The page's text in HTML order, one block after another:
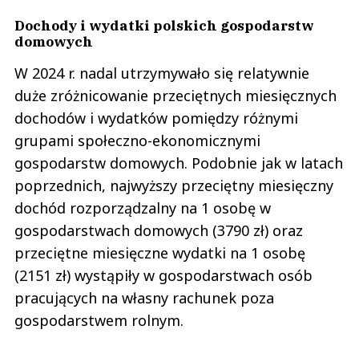
Dochody i wydatki polskich gospodarstw
domowych
W 2024 r. nadal utrzymywało się relatywnie
duże zróżnicowanie przeciętnych miesięcznych
dochodów i wydatków pomiędzy różnymi
grupami społeczno-ekonomicznymi
gospodarstw domowych. Podobnie jak w latach
poprzednich, najwyższy przeciętny miesięczny
dochód rozporządzalny na 1 osobę w
gospodarstwach domowych (3790 zł) oraz
przeciętne miesięczne wydatki na 1 osobę
(2151 zł) wystąpiły w gospodarstwach osób
pracujących na własny rachunek poza
gospodarstwem rolnym.